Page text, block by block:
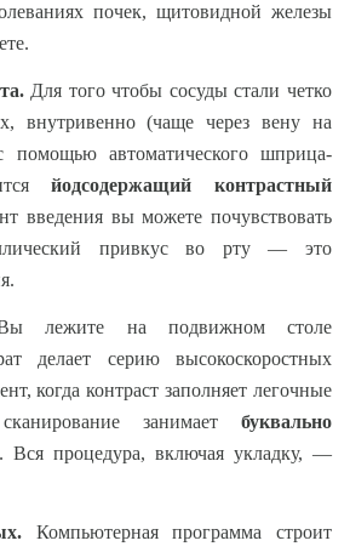
почек, щитовидной железы
Для того чтобы сосуды стали четко
внутривенно (чаще через вену на
помощью автоматического шприца-
йодсодержащий контрастный
введения вы можете почувствовать
привкус во рту — это
лежите на подвижном столе
делает серию высокоскоростных
когда контраст заполняет легочные
занимает буквально
. Вся процедура, включая укладку, —
Компьютерная программа строит